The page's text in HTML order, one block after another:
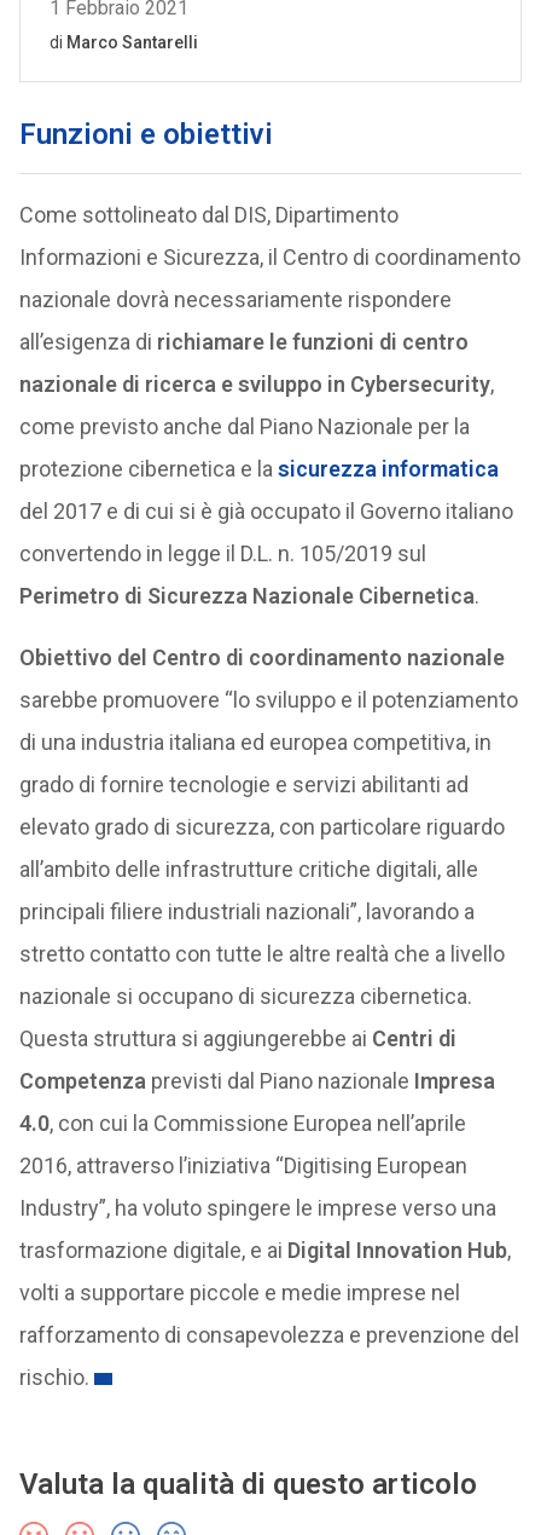
Funzioni e obiettivi
Come sottolineato dal DIS, Dipartimento
Informazioni e Sicurezza, il Centro di coordinamento
nazionale dovrà necessariamente rispondere
all’esigenza di richiamare le funzioni di centro
nazionale di ricerca e sviluppo in Cybersecurity,
come previsto anche dal Piano Nazionale per la
protezione cibernetica e la sicurezza informatica
del 2017 e di cui si è già occupato il Governo italiano
convertendo in legge il D.L. n. 105/2019 sul
Perimetro di Sicurezza Nazionale Cibernetica.
Obiettivo del Centro di coordinamento nazionale
sarebbe promuovere “lo sviluppo e il potenziamento
di una industria italiana ed europea competitiva, in
grado di fornire tecnologie e servizi abilitanti ad
elevato grado di sicurezza, con particolare riguardo
all’ambito delle infrastrutture critiche digitali, alle
principali filiere industriali nazionali”, lavorando a
stretto contatto con tutte le altre realtà che a livello
nazionale si occupano di sicurezza cibernetica.
Questa struttura si aggiungerebbe ai Centri di
Competenza previsti dal Piano nazionale Impresa
4.0, con cui la Commissione Europea nell’aprile
2016, attraverso l’iniziativa “Digitising European
Industry”, ha voluto spingere le imprese verso una
trasformazione digitale, e ai Digital Innovation Hub,
volti a supportare piccole e medie imprese nel
rafforzamento di consapevolezza e prevenzione del
rischio.
Valuta la qualità di questo articolo